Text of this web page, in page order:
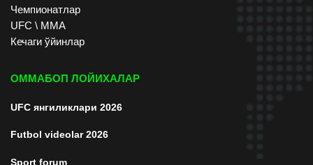
Чемпионатлар
UFC \ ММА
Кечаги ўйинлар
ОММАБОП ЛОЙИХАЛАР
UFC янгиликлари 2026
Futbol videolar 2026
Sport forum